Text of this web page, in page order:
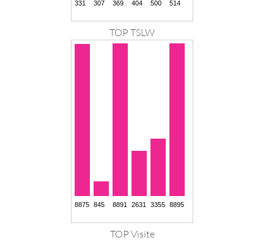
TOP TSLW
TOP Visite